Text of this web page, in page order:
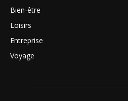
Bien-être
Loisirs
Entreprise
Voyage